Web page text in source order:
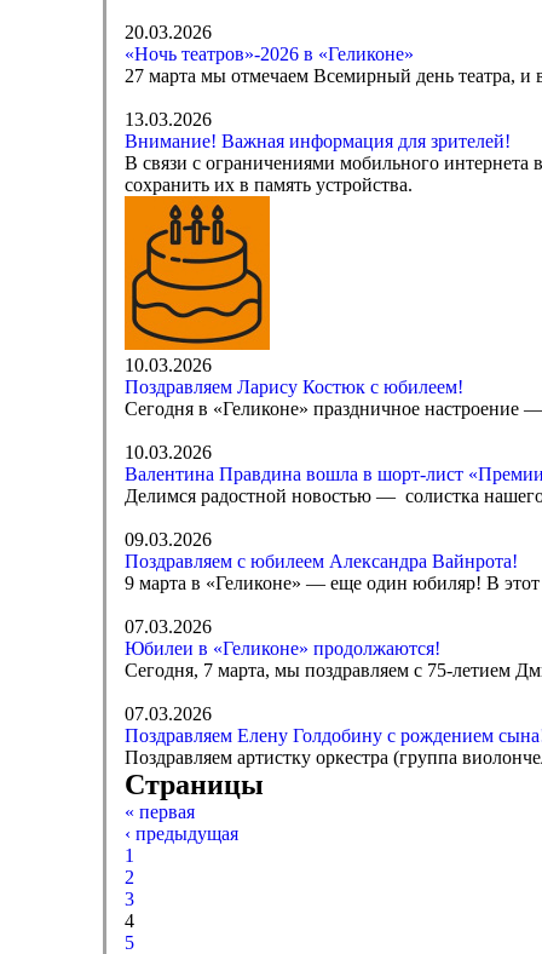
20.03.2026
«Ночь театров»-2026 в «Геликоне»
27 марта мы отмечаем Всемирный день театра, и
13.03.2026
Внимание! Важная информация для зрителей!
В связи с ограничениями мобильного интернета
сохранить их в память устройства.
10.03.2026
Поздравляем Ларису Костюк с юбилеем!
Сегодня в «Геликоне» праздничное настроение
10.03.2026
Валентина Правдина вошла в шорт-лист
Делимся радостной новостью — солистка
09.03.2026
Поздравляем с юбилеем Александра Вайнрота!
9 марта в «Геликоне» — еще один юбиляр! В
07.03.2026
Юбилеи в «Геликоне» продолжаются!
Сегодня, 7 марта, мы поздравляем с 75-летием
07.03.2026
Поздравляем Елену Голдобину с рождением
Поздравляем артистку оркестра (группа
Страницы
« первая
‹ предыдущая
1
2
3
4
5